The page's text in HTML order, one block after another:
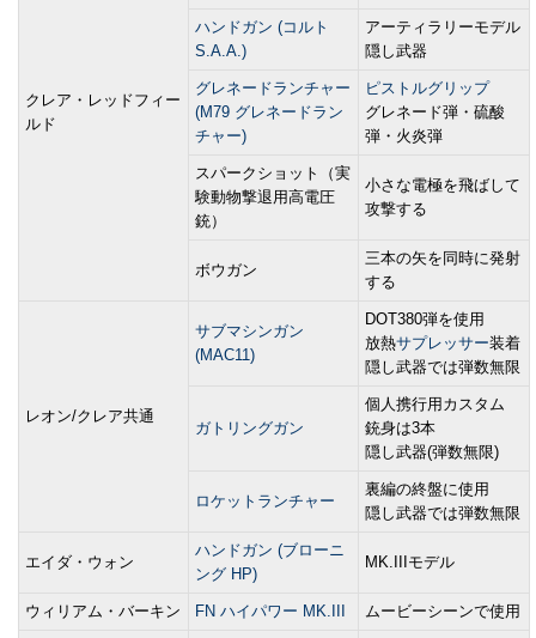
クレア・レッドフィー
ルド
ハンドガン (コルト
S.A.A.)
アーティラリーモデル
隠し武器
グレネードランチャー
(M79 グレネードラン
チャー)
ピストルグリップ
グレネード弾・硫酸
弾・火炎弾
スパークショット（実
験動物撃退用高電圧
銃）
小さな電極を飛ばして
攻撃する
ボウガン
三本の矢を同時に発射
する
レオン/クレア共通
サブマシンガン
(MAC11)
DOT380弾を使用
放熱サプレッサー装着
隠し武器では弾数無限
ガトリングガン
個人携行用カスタム
銃身は3本
隠し武器(弾数無限)
ロケットランチャー
裏編の終盤に使用
隠し武器では弾数無限
エイダ・ウォン
ハンドガン (ブローニ
ング HP)
MK.IIIモデル
ウィリアム・バーキン FN ハイパワー MK.III ムービーシーンで使用